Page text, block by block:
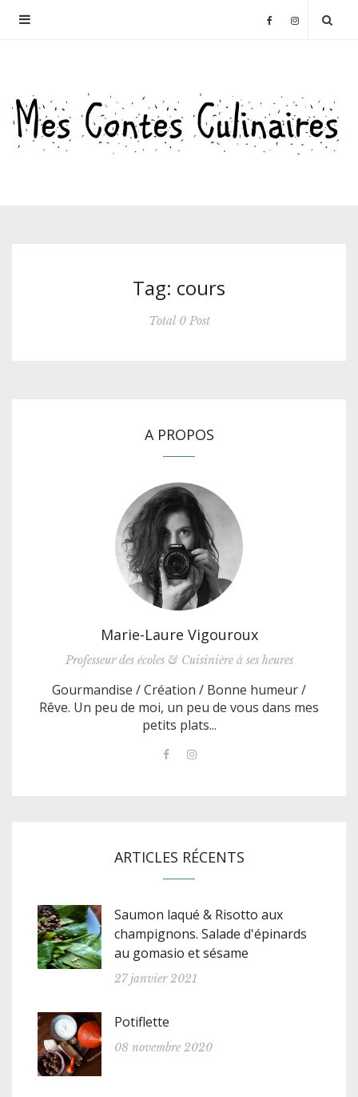
Tag: cours
Total 0 Post
A PROPOS
Marie-Laure Vigouroux
Professeur des écoles & Cuisinière à ses heures
Gourmandise / Création / Bonne humeur /
Rêve. Un peu de moi, un peu de vous dans mes
petits plats...
ARTICLES RÉCENTS
Saumon laqué & Risotto aux
champignons. Salade d'épinards
au gomasio et sésame
27 janvier 2021
Potiflette
08 novembre 2020